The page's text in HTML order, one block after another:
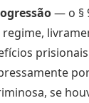
— o §
se